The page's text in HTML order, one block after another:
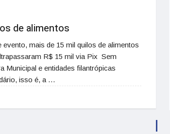
de alimentos
mais de 15 mil quilos de alimentos
R$ 15 mil via Pix Sem
Municipal e entidades filantrópicas
isso é, a …